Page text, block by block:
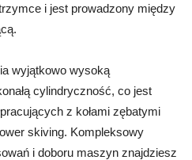
i jest prowadzony między
wyjątkowo wysoką
cylindryczność, co jest
z kołami zębatymi
skiving. Kompleksowy
i doboru maszyn znajdziesz